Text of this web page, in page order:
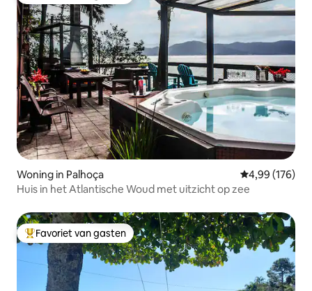
Woning in Palhoça Gemiddelde
4,99 (176)
Huis in het Atlantische Woud met uitzicht op zee
Topfavoriet van gasten
Favoriet van gasten